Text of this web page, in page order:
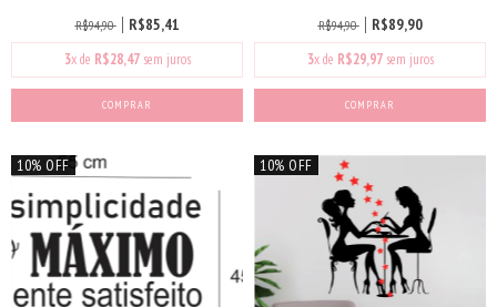
R$94,90 R$85,41
3x de R$28,47sem juros
R$94,90 R$89,90
3x de R$29,97sem juros
10% OFF 10% OFF